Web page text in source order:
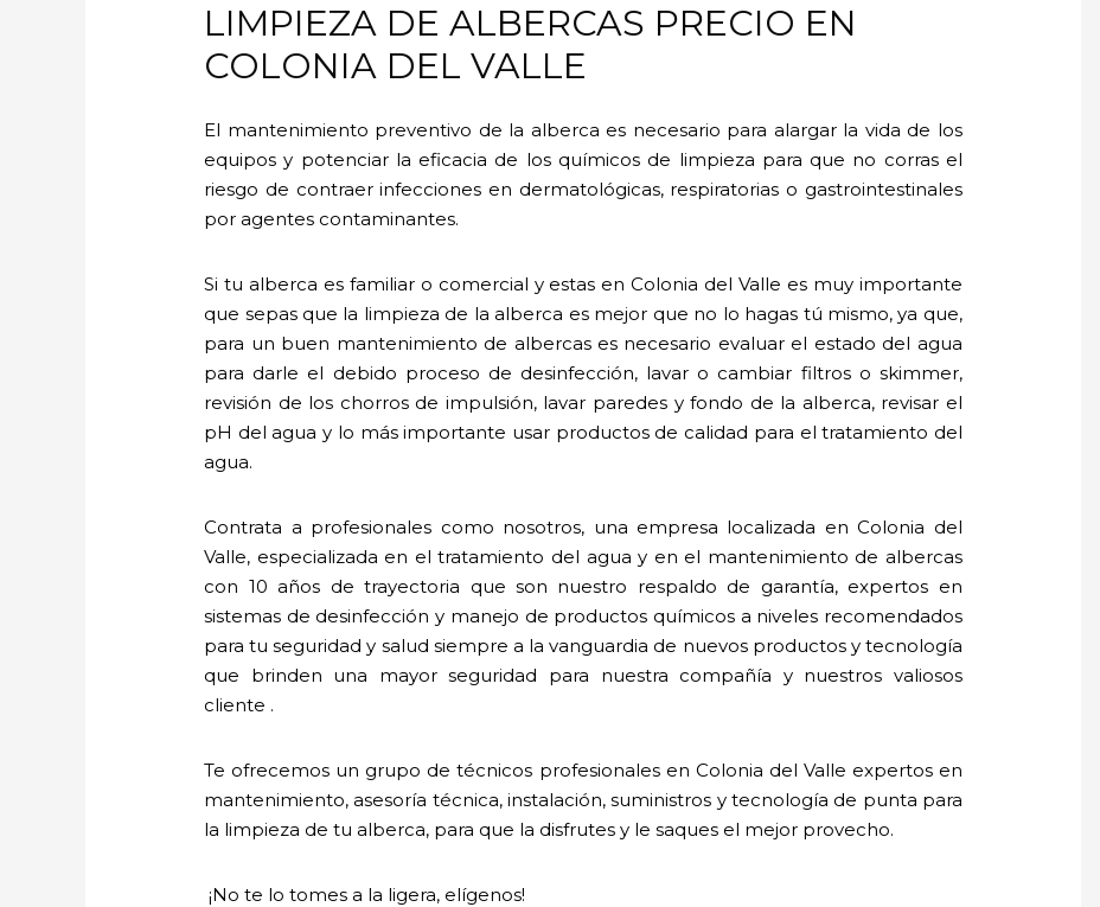
LIMPIEZA DE ALBERCAS PRECIO EN
COLONIA DEL VALLE
El mantenimiento preventivo de la alberca es necesario para alargar la vida de los
equipos y potenciar la eficacia de los químicos de limpieza para que no corras el
riesgo de contraer infecciones en dermatológicas, respiratorias o gastrointestinales
por agentes contaminantes.
Si tu alberca es familiar o comercial y estas en Colonia del Valle es muy importante
que sepas que la limpieza de la alberca es mejor que no lo hagas tú mismo, ya que,
para un buen mantenimiento de albercas es necesario evaluar el estado del agua
para darle el debido proceso de desinfección, lavar o cambiar filtros o skimmer,
revisión de los chorros de impulsión, lavar paredes y fondo de la alberca, revisar el
pH del agua y lo más importante usar productos de calidad para el tratamiento del
agua.
Contrata a profesionales como nosotros, una empresa localizada en Colonia del
Valle, especializada en el tratamiento del agua y en el mantenimiento de albercas
con 10 años de trayectoria que son nuestro respaldo de garantía, expertos en
sistemas de desinfección y manejo de productos químicos a niveles recomendados
para tu seguridad y salud siempre a la vanguardia de nuevos productos y tecnología
que brinden una mayor seguridad para nuestra compañía y nuestros valiosos
cliente .
Te ofrecemos un grupo de técnicos profesionales en Colonia del Valle expertos en
mantenimiento, asesoría técnica, instalación, suministros y tecnología de punta para
la limpieza de tu alberca, para que la disfrutes y le saques el mejor provecho.
¡No te lo tomes a la ligera, elígenos!